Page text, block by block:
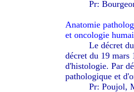
Pr:
Anatomie
et oncologie
Le décret
décret du 19 mars
d'histologie. Par
pathologique et
Pr: Poujol,